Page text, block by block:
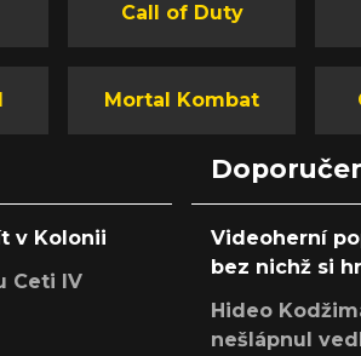
Call of Duty
Mortal Kombat
v Kolonii
Ceti IV
Videoherní
bez nichž si
Hideo
nešlápnul